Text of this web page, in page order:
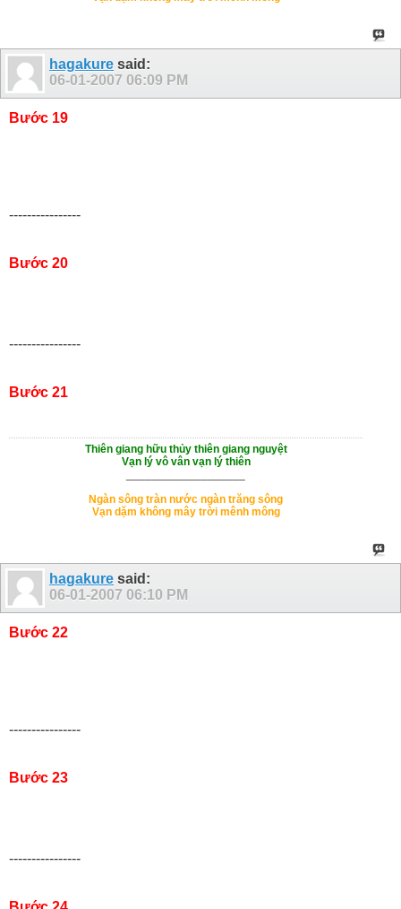
hagakure said:
06-01-2007 06:09 PM
Bước 19
----------------
Bước 20
----------------
Bước 21
Thiên giang hữu thủy thiên giang nguyệt
Vạn lý vô vân vạn lý thiên
Ngàn sông tràn nước ngàn trăng sông
Vạn dặm không mây trời mênh mông
hagakure said:
06-01-2007 06:10 PM
Bước 22
----------------
Bước 23
----------------